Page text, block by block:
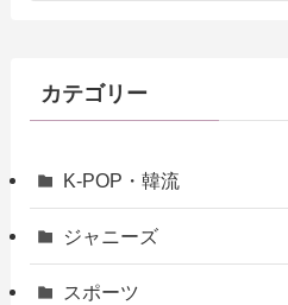
カテゴリー
K-POP・韓流
ジャニーズ
スポーツ